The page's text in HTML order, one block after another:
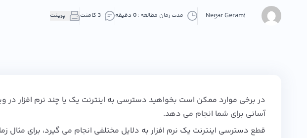
Negar Gerami مدت زمان مطالعه :0 دقیقه 3 کامنت پرینت
آسانی برای شما انجام می دهد.
قطع دسترسی اینترنت یک نرم افزار به دلایل مختلفی انجام می گیرد، برای مثال